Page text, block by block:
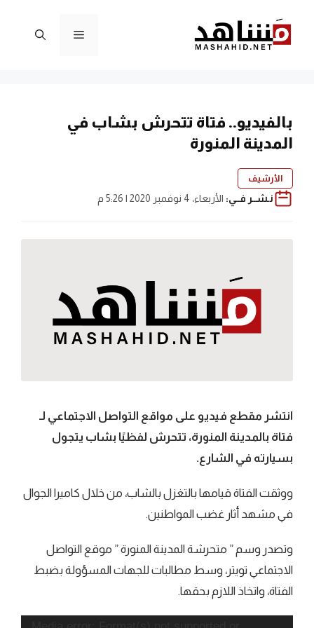
المحتوى
القائمة
بالفيديو.. فتاة تتحرش بشاب في
المدينة المنورة
الأرشيف
نـشــر فــي: الأربعاء، 4 نوفمبر 2020 | 5:26 م
انتشر مقطع فيديو على مواقع التواصل الاجتماعي لـ
فتاة بالمدينة المنورة، تتحرش لفظيًا بشاب يتجول
بسيارته في الشارع.
ووثقت الفتاة قيامها بالتغزل بالشاب، من خلال كاميرا الجوال
في مشهد أثار غضب المواطنين.
وتصدر وسم ” متحرشة المدينة المنورة ” موقع التواصل
الاجتماعي تويتر، وسط مطالبات للجهات المسؤولة بضبط
الفتاة، واتخاذ اللازم بحقها.